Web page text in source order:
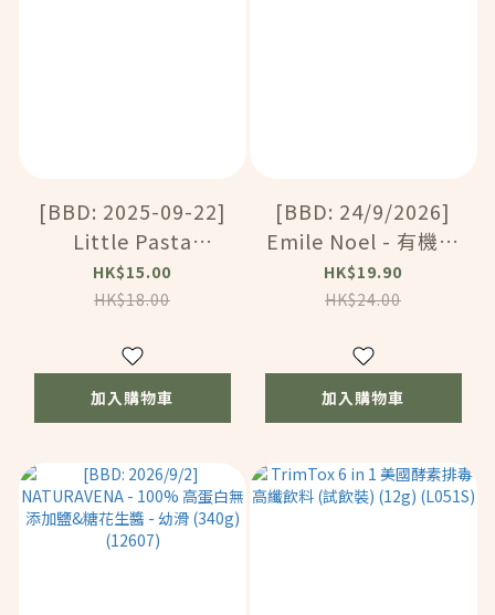
[BBD: 2025-09-22]
Little Pasta
Organics 幼兒迷你意
粉 (250g) (92012)
HK$15.00
HK$18.00
加入購物車
[BBD: 24/9/2026]
Emile Noel - 有機無
添加糖芥末醬 (200g)
(120636)
HK$19.90
HK$24.00
加入購物車